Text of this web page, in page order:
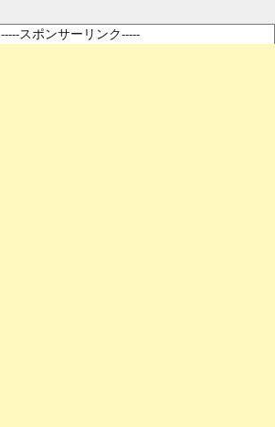
-----スポンサーリンク-----